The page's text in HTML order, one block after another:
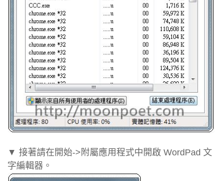
▼ 接著請在開始->附屬應用程式中開啟 WordPad 文
字編輯器。